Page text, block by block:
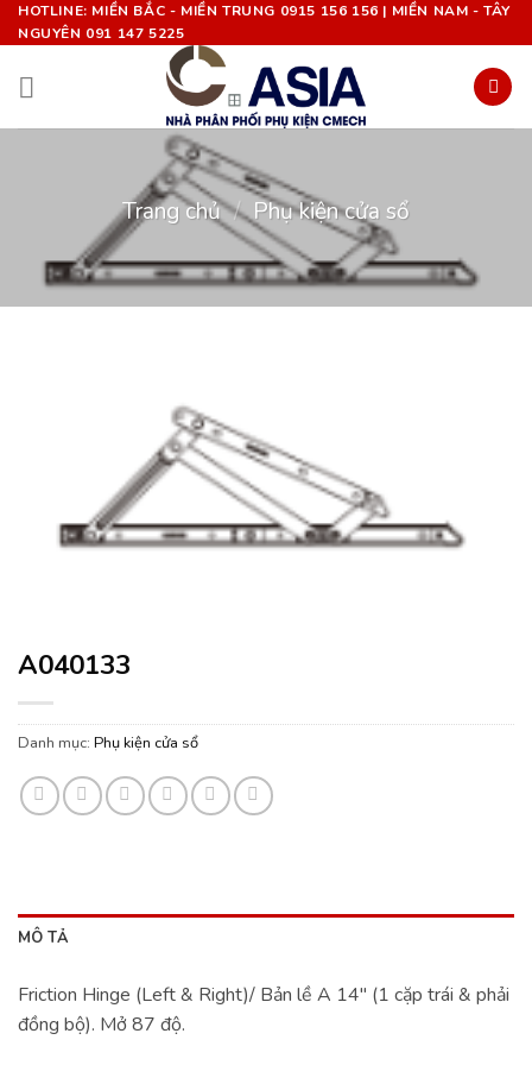
Chuyển
đến
nội
dung
HOTLINE: MIỀN BẮC - MIỀN TRUNG 0915 156 156 | MIỀN NAM - TÂY
NGUYÊN 091 147 5225
Trang chủ / Phụ kiện cửa sổ
A040133
Danh mục: Phụ kiện cửa sổ
MÔ TẢ
Friction Hinge (Left & Right)/ Bản lề A 14″ (1 cặp trái & phải
đồng bộ). Mở 87 độ.